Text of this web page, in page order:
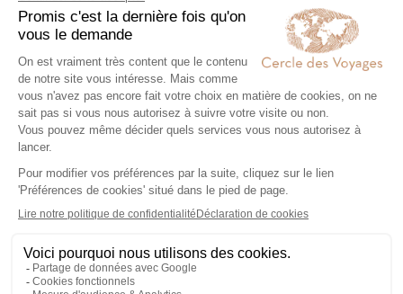
Cape Spear
Western Brook